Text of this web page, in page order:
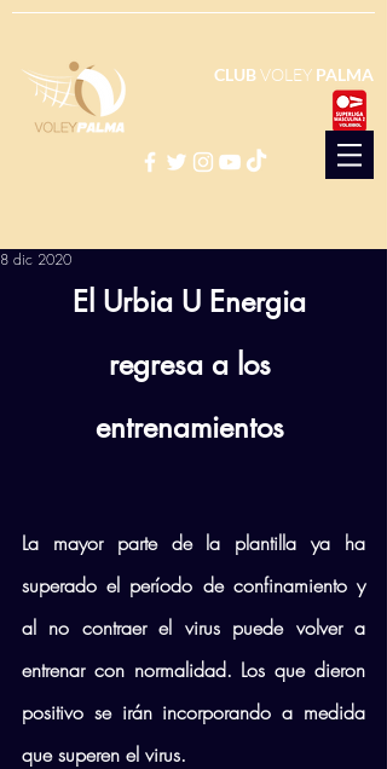
CLUBVOLEY PALMA
8 dic 2020
El Urbia U Energia
regresa a los
entrenamientos
La mayor parte de la plantilla ya ha
superado el período de confinamiento y
al no contraer el virus puede volver a
entrenar con normalidad. Los que dieron
positivo se irán incorporando a medida
que superen el virus.